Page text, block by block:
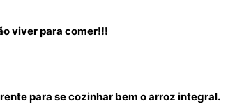
viver para comer!!!
para se cozinhar bem o arroz integral.